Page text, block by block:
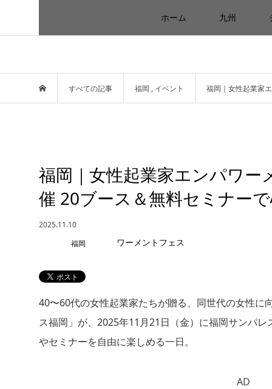
ホーム 九州
すべての記事 福岡 , イベント 福岡｜女性起業家
福岡｜女性起業家エンパワ
催 20ブース＆無料セミナー
2025.11.10
福岡
40〜60代の女性起業家たちが贈る、同世代の女性に
ス福岡」が、2025年11月21日（金）に福岡サンパ
やセミナーを自由に楽しめる一日。
AD